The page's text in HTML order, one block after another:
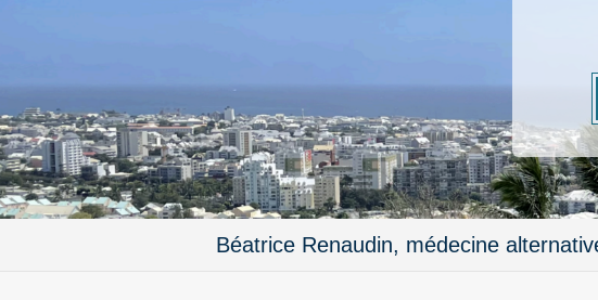
Béatrice Renaudin, médecine